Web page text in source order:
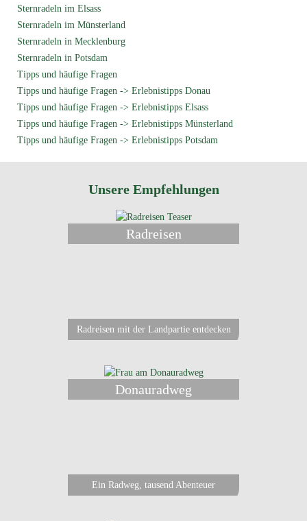
Sternradeln im Elsass
Sternradeln im Münsterland
Sternradeln in Mecklenburg
Sternradeln in Potsdam
Tipps und häufige Fragen
Tipps und häufige Fragen -> Erlebnistipps Donau
Tipps und häufige Fragen -> Erlebnistipps Elsass
Tipps und häufige Fragen -> Erlebnistipps Münsterland
Tipps und häufige Fragen -> Erlebnistipps Potsdam
Unsere Empfehlungen
Radreisen
Radreisen mit der Landpartie entdecken
Donauradweg
Ein Radweg, tausend Abenteuer